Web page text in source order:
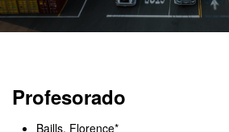
Profesorado
Baills, Florence*